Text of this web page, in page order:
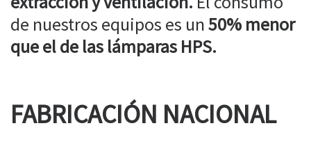
de nuestros equipos es un50% menor
que el de las lámparas HPS.
FABRICACIÓN NACIONAL